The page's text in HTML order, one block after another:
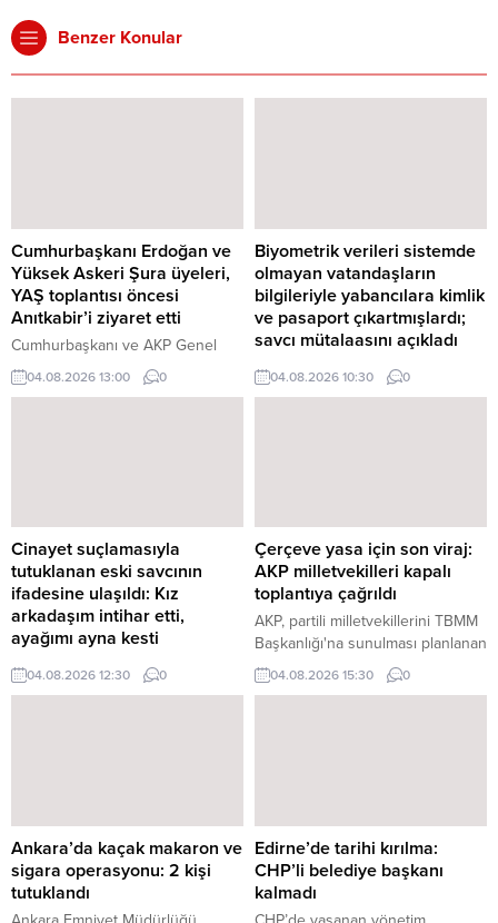
Benzer Konular
Cumhurbaşkanı Erdoğan ve
Yüksek Askeri Şura üyeleri,
YAŞ toplantısı öncesi
Anıtkabir’i ziyaret etti
Cumhurbaşkanı ve AKP Genel
Başkanı Recep Tayyip Erdoğan
başkanlığındaki Yüksek Askeri
YAŞ ...
04.08.2026 13:00 0
Biyometrik verileri sistemde
olmayan vatandaşların
bilgileriyle yabancılara kimlik
ve pasaport çıkartmışlardı;
savcı mütalaasını açıkladı
Vatandaşların kimlik bilgileri
kullanılarak yabancılar adına sahte
görevlisinin resmi belgede ...
04.08.2026 10:30 0
Cinayet suçlamasıyla
tutuklanan eski savcının
ifadesine ulaşıldı: Kız
arkadaşım intihar etti,
ayağımı ayna kesti
Hâkim-savcı lojmanlarında ölü
bulunan Özlem Yıldız
04.08.2026 12:30 0
Çerçeve yasa için son viraj:
AKP milletvekilleri kapalı
toplantıya çağrıldı
AKP, partili milletvekillerini TBMM
Başkanlığı'na sunulması planlanan
çerçeve yasa teklifiyle ilgili olarak
yarın yapılacak kapalı grup
04.08.2026 15:30 0
Ankara’da kaçak makaron ve
sigara operasyonu: 2 kişi
tutuklandı
Edirne’de tarihi kırılma:
CHP’li belediye başkanı
kalmadı